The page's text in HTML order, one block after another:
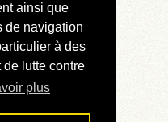
ainsi que
de navigation
à des
lutte contre
plus